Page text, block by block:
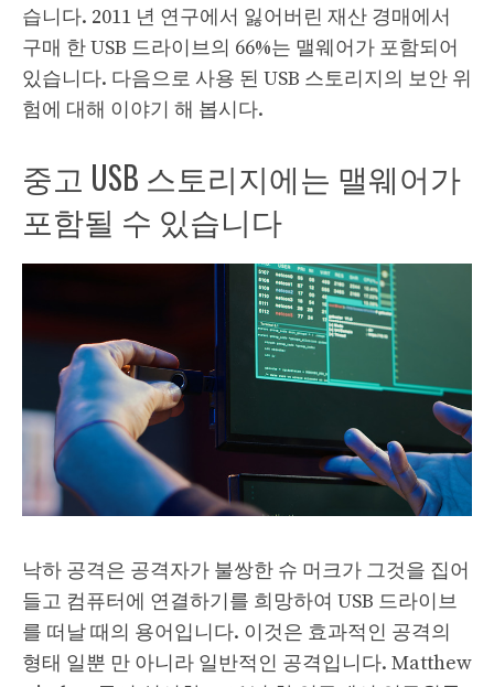
습니다. 2011 년 연구에서 잃어버린 재산 경매에서
구매 한 USB 드라이브의 66%는 맬웨어가 포함되어
있습니다. 다음으로 사용 된 USB 스토리지의 보안 위
험에 대해 이야기 해 봅시다.
중고 USB 스토리지에는 맬웨어가
포함될 수 있습니다
낙하 공격은 공격자가 불쌍한 슈 머크가 그것을 집어
들고 컴퓨터에 연결하기를 희망하여 USB 드라이브
를 떠날 때의 용어입니다. 이것은 효과적인 공격의
형태 일뿐 만 아니라 일반적인 공격입니다. Matthew